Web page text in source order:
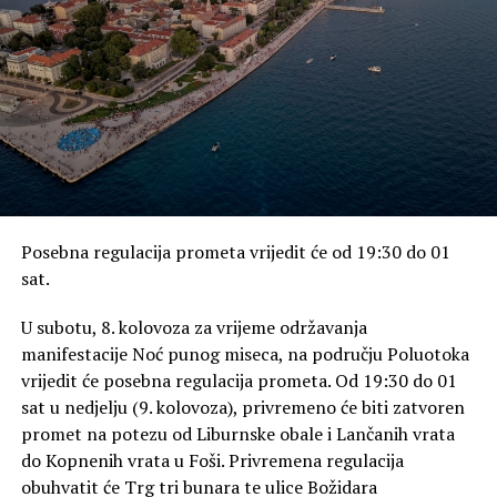
od nas danas ovdje nazočnome.
Na prvi pogled, mogli bismo očekivati da će Isus
nakon uskrsnuća u ovom susretu pitati Petra
nešto sasvim drugo. Mogli bismo očekivati da će
ga podsjetiti na zatajenje, da će ga pitati zašto ga
je ostavio samoga u času muke, da će od njega
Posebna regulacija prometa vrijedit će od 19:30 do 01
sat.
U subotu, 8. kolovoza za vrijeme održavanja
manifestacije Noć punog miseca, na području Poluotoka
vrijedit će posebna regulacija prometa. Od 19:30 do 01
sat u nedjelju (9. kolovoza), privremeno će biti zatvoren
promet na potezu od Liburnske obale i Lančanih vrata
do Kopnenih vrata u Foši. Privremena regulacija
obuhvatit će Trg tri bunara te ulice Božidara